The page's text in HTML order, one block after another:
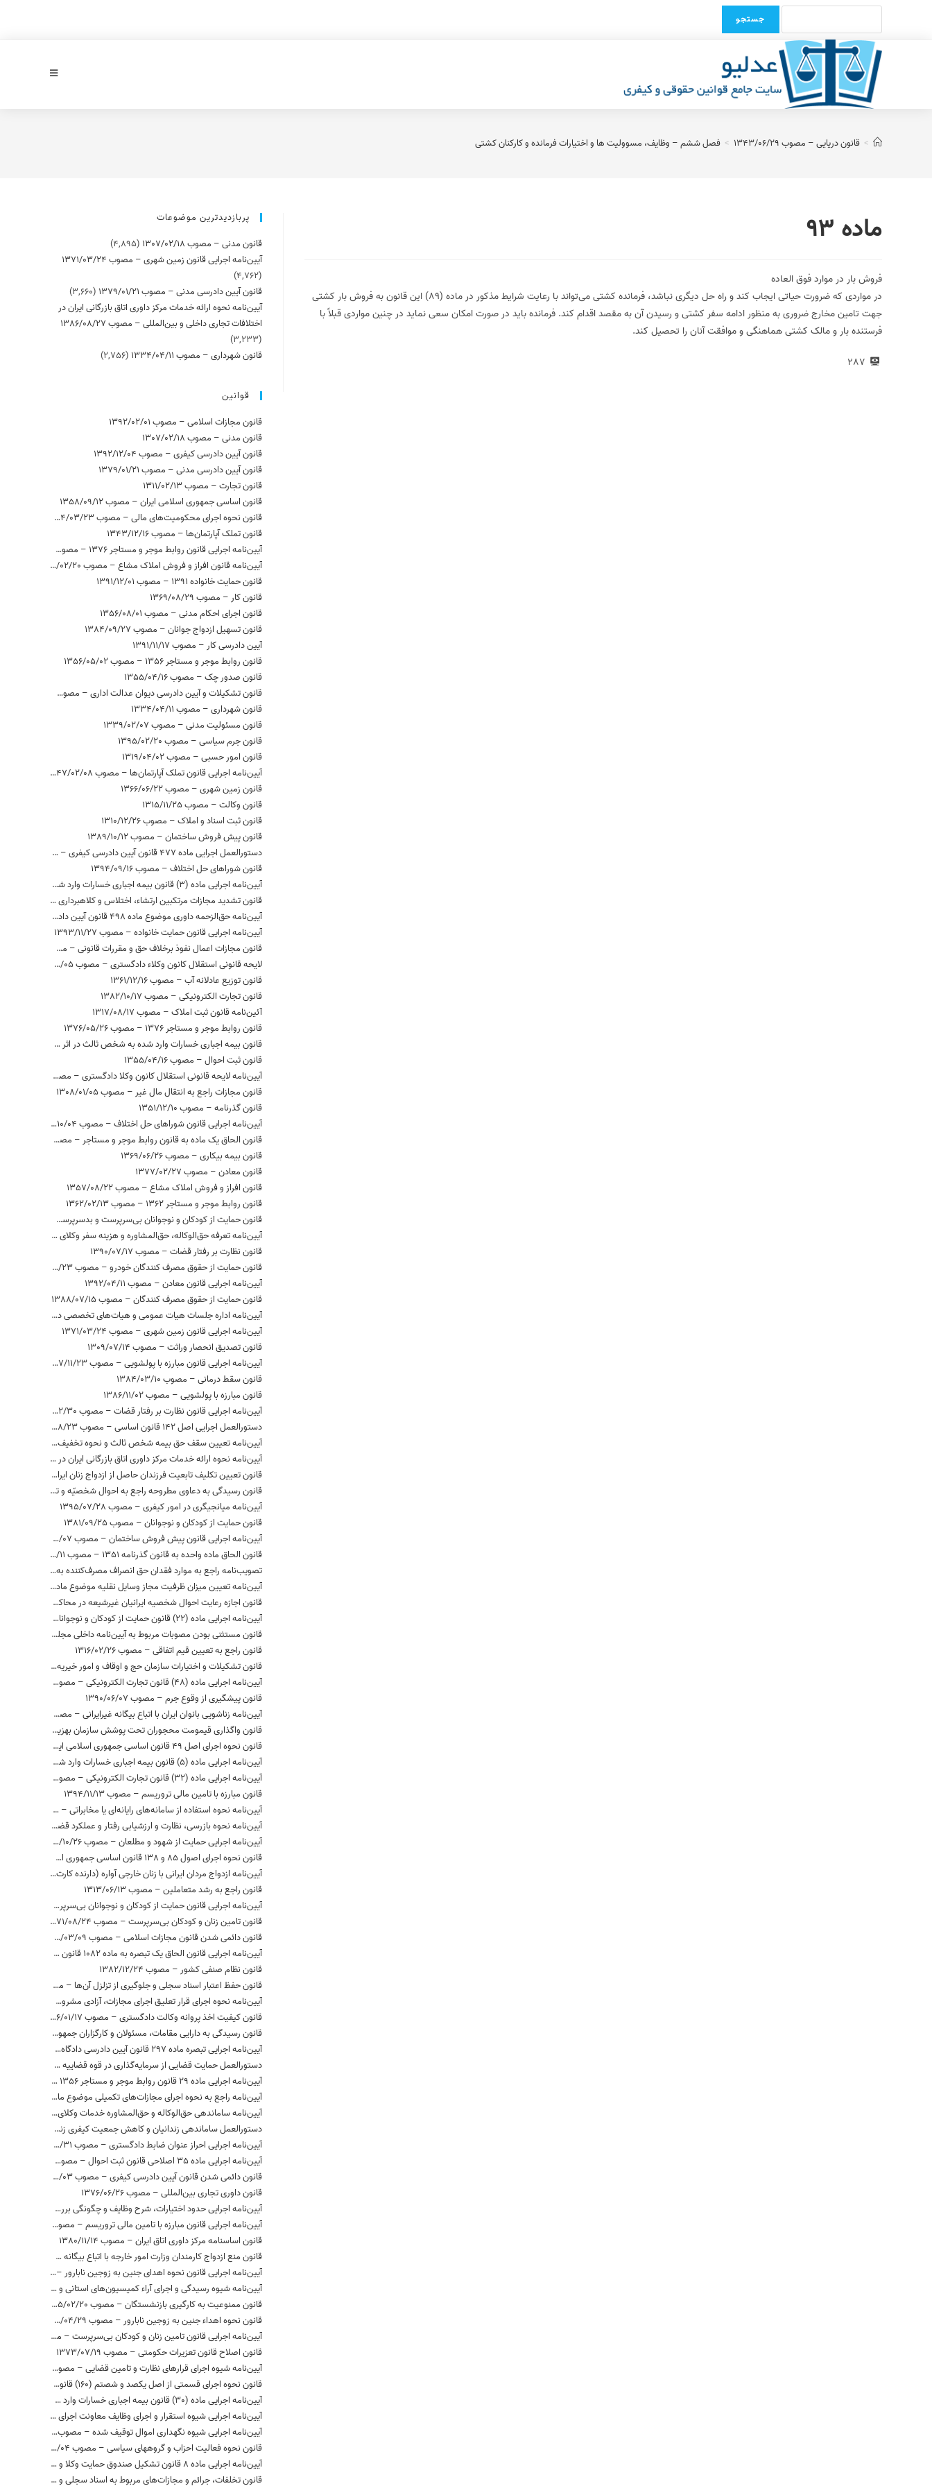
content
for:
> قانون دریایی – مصوب 1343/06/29 > فصل ششم – وظایف، مسوولیت ها و اختیارات فرمانده و کارکنان کشتی
ماده 93
فروش بار در موارد فوق العاده
در مواردی که ضرورت حیاتی ایجاب کند و راه حل دیگری نباشد، فرمانده کشتی می‌تواند با رعایت شرایط مذکور در ماده (89) این قانون به فروش بار کشتی
جهت تامین مخارج ضروری به منظور ادامه سفر کشتی و رسیدن آن به مقصد اقدام کند. فرمانده باید در صورت امکان سعی نماید در چنین مواردی قبلاً با
فرستنده بار و مالک کشتی هماهنگی و موافقت آنان را تحصیل کند.
287
پربازدیدترین موضوعات
قانون مدنی – مصوب 1307/02/18
(4,895)
آیین‌نامه اجرایی قانون زمین شهری – مصوب 1371/03/24
(4,762)
قانون آیین دادرسی مدنی – مصوب 1379/01/21
(3,660)
آیین‌نامه نحوه ارائه خدمات مرکز داوری اتاق بازرگانی ایران در
اختلافات تجاری داخلی و بین‌المللی – مصوب 1386/08/27
(3,233)
قانون شهرداری – مصوب 1334/04/11
(2,756)
قوانین
قانون مجازات اسلامی – مصوب 1392/02/01
قانون مدنی – مصوب 1307/02/18
قانون آیین دادرسی کیفری – مصوب 1392/12/04
قانون آیین دادرسی مدنی – مصوب 1379/01/21
قانون تجارت – مصوب 1311/02/13
قانون اساسی جمهوری اسلامی ایران – مصوب 1358/09/12
قانون نحوه اجرای محکومیت‌های مالی – مصوب 1394/03/23
قانون تملک آپارتمان‌ها – مصوب 1343/12/16
آیین‌نامه اجرایی قانون روابط موجر و مستاجر 1376 – مصوب 1378/02/19
آیین‌نامه قانون افراز و فروش املاک مشاع – مصوب 1358/02/20
قانون حمایت خانواده 1391 – مصوب 1391/12/01
قانون کار – مصوب 1369/08/29
قانون اجرای احکام مدنی – مصوب 1356/08/01
قانون تسهیل ازدواج جوانان – مصوب 1384/09/27
آیین دادرسی کار – مصوب 1391/11/17
قانون روابط موجر و مستاجر 1356 – مصوب 1356/05/02
قانون صدور چک – مصوب 1355/04/16
قانون تشکیلات و آیین دادرسی دیوان عدالت اداری – مصوب 1392/03/25
قانون شهرداری – مصوب 1334/04/11
قانون مسئولیت مدنی – مصوب 1339/02/07
قانون جرم سیاسی – مصوب 1395/02/20
قانون امور حسبی – مصوب 1319/04/02
آیین‌نامه اجرایی قانون تملک آپارتمان‌ها – مصوب 1347/02/08
قانون زمین شهری – مصوب 1366/06/22
قانون وکالت – مصوب 1315/11/25
قانون ثبت اسناد و املاک – مصوب 1310/12/26
قانون پیش فروش ساختمان – مصوب 1389/10/12
دستورالعمل اجرایی ماده 477 قانون آیین دادرسی کیفری – مصوب 1398/09/07
قانون شوراهای حل اختلاف – مصوب 1394/09/16
آیین‌­نامه اجرایی ماده (3) قانون بیمه اجباری خسارات وارد شده به شخص ثالث در اثر حوادث ناشی از وسایل نقلیه (بیمه حوادث راننده مسبب حادثه) – مصوب 1396/04/28
قانون تشدید مجازات مرتکبین ارتشاء، اختلاس و کلاهبرداری – مصوب 1367/09/15
آیین‌نامه حق‌الزحمه داوری موضوع ماده 498 قانون آیین دادرسی دادگاههای عمومی و انقلاب در امور مدنی 1379 – مصوب 1380/09/20
آیین‌نامه اجرایی قانون حمایت خانواده – مصوب 1393/11/27
قانون مجازات اعمال نفوذ برخلاف حق و مقررات قانونی – مصوب 1315/09/29
لایحه قانونی استقلال کانون وکلاء دادگستری – مصوب 1333/12/05
قانون توزیع عادلانه آب – مصوب 1361/12/16
قانون تجارت الکترونیکی – مصوب 1382/10/17
آئین‌نامه قانون ثبت املاک – مصوب 1317/08/17
قانون روابط موجر و مستاجر 1376 – مصوب 1376/05/26
قانون بیمه اجباری خسارات وارد شده به شخص ثالث در اثر حوادث ناشی از وسایل نقلیه – مصوب 1395/02/20
قانون ثبت احوال – مصوب 1355/04/16
آیین‌نامه لایحه قانونی استقلال کانون وکلا دادگستری – مصوب 1334/09/01
قانون مجازات راجع به انتقال مال غیر – مصوب 1308/01/05
قانون گذرنامه – مصوب 1351/12/10
آیین‌نامه اجرایی قانون شوراهای حل اختلاف – مصوب 1395/10/04
قانون الحاق یک ماده به قانون روابط موجر و مستاجر – مصوب 1365/08/15
قانون بیمه بیکاری – مصوب 1369/06/26
قانون معادن – مصوب 1377/02/27
قانون افراز و فروش املاک مشاع – مصوب 1357/08/22
قانون روابط موجر و مستاجر 1362 – مصوب 1362/02/13
قانون حمایت از کودکان و نوجوانان بی‌سرپرست و بدسرپرست – مصوب 1392/06/31
آیین‌نامه تعرفه حق‌الوکاله، حق‌المشاوره و هزینه سفر وکلای دادگستری و وکلای موضوع ماده 187 قانون برنامه سوم توسعه جمهوری اسلامی ‌ایران – مصوب 1385/04/27
قانون نظارت بر رفتار قضات – مصوب 1390/07/17
قانون حمایت از حقوق مصرف کنندگان خودرو – مصوب 1386/03/23
آیین‌نامه اجرایی قانون معادن – مصوب 1392/04/11
قانون حمایت از حقوق مصرف کنندگان – مصوب 1388/07/15
آیین‌نامه اداره جلسات هیات عمومی و هیات‌های تخصصی دیوان عدالت اداری – مصوب 1393/11/04
آیین‌نامه اجرایی قانون زمین شهری – مصوب 1371/03/24
قانون تصدیق انحصار وراثت – مصوب 1309/07/14
آیین‌نامه اجرایی قانون مبارزه با پولشویی – مصوب 1387/11/23
قانون سقط درمانی – مصوب 1384/03/10
قانون مبارزه با پولشویی – مصوب 1386/11/02
آیین‌نامه اجرایی قانون نظارت بر رفتار قضات – مصوب 1392/02/30
دستورالعمل اجرایی اصل 142 قانون اساسی – مصوب 1383/08/23
آیین‌نامه تعیین سقف حق بیمه شخص ثالث و نحوه تخفیف، افزایش یا تقسیط آن – مصوب 1396/07/26
آیین‌نامه نحوه ارائه خدمات مرکز داوری اتاق بازرگانی ایران در اختلافات تجاری داخلی و بین‌المللی – مصوب 1386/08/27
قانون تعیین تکلیف تابعیت فرزندان حاصل از ازدواج زنان ایرانی با مردان خارجی – مصوب 1385/07/02
قانون رسیدگی به دعاوی مطروحه راجع به احوال شخصیّه و تعلیمات دینی ایرانیان زرتشتی،کلیمی و مسیحی – مصوب 1372/04/03
آیین‌نامه میانجیگری در امور کیفری – مصوب 1395/07/28
قانون حمایت از کودکان و نوجوانان – مصوب 1381/09/25
آیین‌نامه اجرایی قانون پیش فروش ساختمان – مصوب 1393/03/07
قانون الحاق ماده واحده به قانون گذرنامه 1351 – مصوب 1367/10/11
تصویب‌نامه راجع به موارد فقدان حق انصراف مصرف‌کننده به علت شرایط خاص کالا و خدمات به شرح مندرج در بند «د» ماده 38 قانون تجارت الکترونیکی – مصوب 1383/10/09
آیین‌نامه تعیین میزان ظرفیت مجاز وسایل نقلیه موضوع ماده (12) قانون بیمه اجباری خسارات وارد شده به شخص ثالث در اثر حوادث ناشی از وسایل نقلیه – مصوب 1397/03/20
قانون اجازه رعایت احوال شخصیه ایرانیان غیرشیعه در محاکم – مصوب 1312/04/31
آیین‌نامه اجرایی ماده (22) قانون حمایت از کودکان و نوجوانان بی‌سرپرست و بدسرپرست – مصوب 1394/04/14
قانون مستثنی بودن مصوبات مربوط به آیین‌نامه داخلی مجلس شورای اسلامی از موضوع ماده 2 قانون مدنی – مصوب 1372/10/07
قانون راجع به تعیین قیم اتفاقی – مصوب 1316/02/26
قانون تشکیلات و اختیارات سازمان حج و اوقاف و امور خیریه – مصوب 1363/10/02
آیین‌نامه اجرایی ماده (48) قانون تجارت الکترونیکی – مصوب 1384/02/05
قانون پیشگیری از وقوع جرم – مصوب 1390/06/07
آیین‌نامه‌ زناشویی‌ بانوان‌ ایران با اتباع‌ بیگانه‌ غیرایرانی – مصوب 1345/07/06
قانون واگذاری قیمومت محجوران تحت پوشش سازمان بهزیستی کشور به سازمان مذکور تا زمان تعیین قیم توسط دادگاه صالح – مصوب 1376/04/29
قانون نحوه اجرای اصل 49 قانون اساسی جمهوری اسلامی ایران – مصوب 1363/05/17
آیین‌نامه اجرایی ماده (5) قانون بیمه اجباری خسارات وارد شده به شخص ثالث در اثر حوادث ناشی از وسایل نقلیه – مصوب 1397/02/16
آیین‌نامه اجرایی ماده (32) قانون تجارت الکترونیکی – مصوب 1386/06/11
قانون مبارزه با تامین مالی تروریسم – مصوب 1394/11/13
آیین‌نامه نحوه استفاده از سامانه‌های رایانه‌ای یا مخابراتی – مصوب 1395/05/24
آیین‌نامه نحوه بازرسی، نظارت و ارزشیابی رفتار و عملکرد قضات – مصوب 1392/02/25
آیین‌نامه اجرایی حمایت از شهود و مطلعان – مصوب 1394/10/26
قانون نحوه اجرای اصول 85 و 138 قانون اساسی جمهوری اسلامی ایران در رابطه با‌ مسئولیت‌های رئیس مجلس شورای اسلامی – مصوب 1368/10/26
آیین‌نامه‌ ازدواج‌ مردان‌ ایرانی‌ با زنان‌ خارجی‌ آواره‌ (دارنده کارت هویت ویژه اتباع خارجه) – مصوب 1382/01/24
قانون راجع به رشد متعاملین – مصوب 1313/06/13
آیین‌نامه اجرایی قانون حمایت از کودکان و نوجوانان بی‌سرپرست و بدسرپرست – مصوب 1394/04/14
قانون تامین زنان و کودکان بی‌سرپرست – مصوب 1371/08/24
قانون دائمی شدن قانون مجازات اسلامی – مصوب 1397/03/09
آیین‌نامه اجرایی قانون الحاق یک تبصره به ماده 1082 قانون مدنی – مصوب 1377/02/13
قانون نظام صنفی کشور – مصوب 1382/12/24
قانون حفظ اعتبار اسناد سجلی و جلوگیری از تزلزل آن‌ها – مصوب 1367/11/12
آیین‌نامه نحوه اجرای قرار تعلیق اجرای مجازات، آزادی مشروط، قرار تعویق صدور حکم، نظام نیمه آزادی و آزادی تحت نظارت سامانه‌های الکترونیکی و جایگزین‌های حبس – مصوب 1398/02/03
قانون کیفیت اخذ پروانه وکالت دادگستری – مصوب 1376/01/17
قانون رسیدگی به دارایی مقامات، مسئولان و کارگزاران جمهوری اسلامی ایران – مصوب 1394/08/09
آیین‌نامه اجرایی تبصره ماده 297 قانون آیین دادرسی دادگاه‌های عمومی و انقلاب (در امور کیفری) – مصوب 1380/06/14
دستورالعمل حمایت قضایی از سرمایه‌گذاری در قوه قضاییه – مصوب 1386/10/16
آیین‌نامه اجرایی ماده 29 قانون روابط موجر و مستاجر 1356 – مصوب 1356/09/03
آیین‌نامه راجع به نحوه اجرای مجازات‌های تکمیلی موضوع ماده 23 قانون مجازات اسلامی – مصوب 1393/26/11
آیین‌نامه ساماندهی حق‌الوکاله و حق‌المشاوره خدمات وکلای دادگستری و مشاوران حقوقی در دستگاه‌های اجرایی – مصوب 1397/09/24
دستورالعمل ساماندهی زندانیان و کاهش جمعیت کیفری زندان‌ها – مصوب 1395/06/17
آیین‌نامه اجرایی احراز عنوان ضابط دادگستری – مصوب 1394/06/31
آیین‌نامه اجرایی ماده 35 اصلاحی قانون ثبت احوال – مصوب 1364/05/02
قانون دائمی شدن قانون آیین دادرسی کیفری – مصوب 1397/09/03
قانون داوری تجاری بین‌المللی – مصوب 1376/06/26
آیین‏‌نامه اجرایی حدود اختیارات، شرح وظایف و چگونگی بررسی صحنه جرم – مصوب 1396/06/28
آیین‌نامه اجرایی قانون مبارزه با تامین مالی تروریسم – مصوب 1396/08/07
قانون اساسنامه مرکز داوری اتاق ایران – مصوب 1380/11/14
قانون منع ازدواج کارمندان وزارت امور خارجه با اتباع بیگانه – مصوب 1345/10/25
آیین‌نامه اجرایی قانون نحوه اهدای جنین به زوجین نابارور – مصوب 1383/12/19
آیین‌نامه شیوه رسیدگی و اجرای آراء کمیسیون‌های استانی و ملی جبران خسارت ناشی از بازداشت – مصوب 1395/10/04
قانون ممنوعیت به کارگیری بازنشستگان – مصوب 1395/02/20
قانون نحوه اهداء جنین به زوجین نابارور – مصوب 1382/04/29
آیین‌نامه اجرایی قانون تامین زنان و کودکان بی‌سرپرست – مصوب 1374/05/11
قانون اصلاح قانون تعزیرات حکومتی – مصوب 1373/07/19
آیین‌نامه شیوه اجرای قرارهای نظارت و تامین قضایی – مصوب 1395/01/22
قانون نحوه اجرای قسمتی از اصل یکصد و شصتم (160) قانون اساسی – مصوب 1394/02/22
آیین‌نامه اجرایی ماده (30) قانون بیمه اجباری خسارات وارد شده به شخص ثالث در اثر حوادث ناشی از وسایل نقلیه – مصوب 1396/05/16
آیین‌نامه اجرایی شیوه استقرار و اجرای وظایف معاونت اجرای احکام کیفری یا واحدی از آن در زندان‌ها و موسسات کیفری – مصوب 1395/12/24
آیین‌نامه اجرایی شیوه نگهداری اموال توقیف شده – مصوب 1394/10/26
قانون نحوه فعالیت احزاب و گروههای سیاسی – مصوب 1394/11/04
آیین‌نامه اجرایی ماده 8 قانون تشکیل صندوق حمایت وکلا و کارگشایان دادگستری – مصوب 1377/12/26
قانون تخلفات، جرائم و مجازات‌های مربوط به اسناد سجلی و شناسنامه – مصوب 1370/05/10